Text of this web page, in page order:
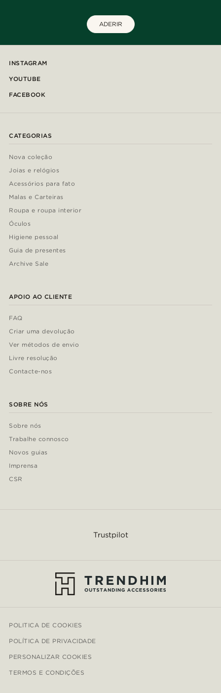
ADERIR
INSTAGRAM
YOUTUBE
FACEBOOK
CATEGORIAS
Nova coleção
Joias e relógios
Acessórios para fato
Malas e Carteiras
Roupa e roupa interior
Óculos
Higiene pessoal
Guia de presentes
Archive Sale
APOIO AO CLIENTE
FAQ
Criar uma devolução
Ver métodos de envio
Livre resolução
Contacte-nos
SOBRE NÓS
Sobre nós
Trabalhe connosco
Novos guias
Imprensa
CSR
Trustpilot
POLITICA DE COOKIES
POLÍTICA DE PRIVACIDADE
PERSONALIZAR COOKIES
TERMOS E CONDIÇÕES